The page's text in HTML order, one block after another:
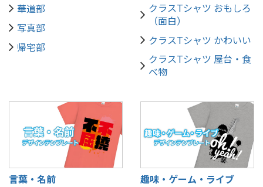
華道部
写真部
帰宅部
クラスTシャツ おもしろ
（面白）
クラスTシャツ かわいい
クラスTシャツ 屋台・食
べ物
言葉・名前
趣味・ゲーム・ライブ